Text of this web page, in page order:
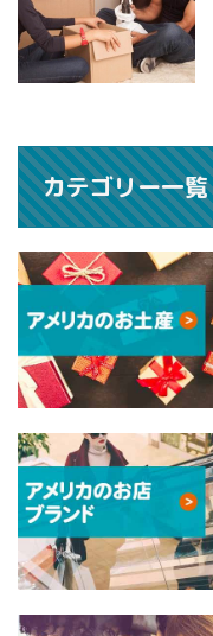
カテゴリー一覧